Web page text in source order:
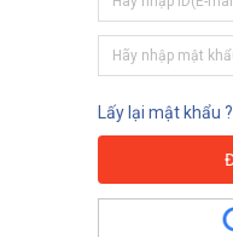
Lấy lại mật khẩu ?